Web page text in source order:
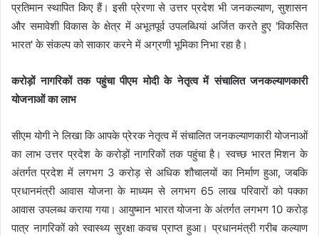
प्रतिमान स्थापित किए हैं। इसी प्रेरणा से उत्तर प्रदेश भी जनकल्याण, सुशासन
और समावेशी विकास के क्षेत्र में अभूतपूर्व उपलब्धियां अर्जित करते हुए 'विकसित
भारत' के संकल्प को साकार करने में अग्रणी भूमिका निभा रहा है।
करोड़ों नागरिकों तक पहुंचा पीएम मोदी के नेतृत्व में संचालित जनकल्याणकारी
योजनाओं का लाभ
सीएम योगी ने लिखा कि आपके प्रेरक नेतृत्व में संचालित जनकल्याणकारी योजनाओं
का लाभ उत्तर प्रदेश के करोड़ों नागरिकों तक पहुंचा है। स्वच्छ भारत मिशन के
अंतर्गत प्रदेश में लगभग 3 करोड़ से अधिक शौचालयों का निर्माण हुआ, जबकि
प्रधानमंत्री आवास योजना के माध्यम से लगभग 65 लाख परिवारों को पक्का
आवास उपलब्ध कराया गया। आयुष्मान भारत योजना के अंतर्गत लगभग 10 करोड़
पात्र नागरिकों को स्वास्थ्य सुरक्षा कवच प्राप्त हुआ। प्रधानमंत्री गरीब कल्याण